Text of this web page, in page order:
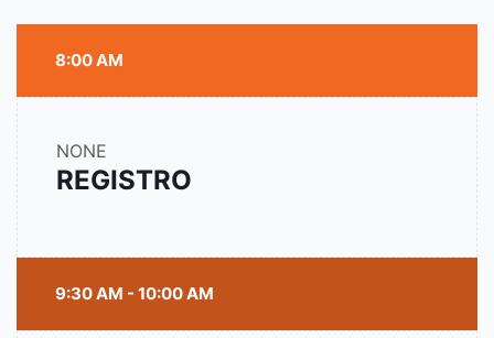
8:00 AM
NONE
REGISTRO
9:30 AM - 10:00 AM